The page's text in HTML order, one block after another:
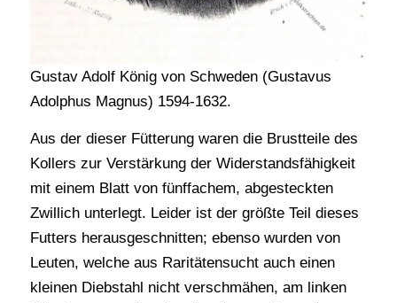
Gustav Adolf König von Schweden (Gustavus
Adolphus Magnus) 1594-1632.
Aus der dieser Fütterung waren die Brustteile des
Kollers zur Verstärkung der Widerstandsfähigkeit
mit einem Blatt von fünffachem, abgesteckten
Zwillich unterlegt. Leider ist der größte Teil dieses
Futters herausgeschnitten; ebenso wurden von
Leuten, welche aus Raritätensucht auch einen
kleinen Diebstahl nicht verschmähen, am linken